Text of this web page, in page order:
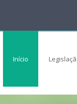
Início